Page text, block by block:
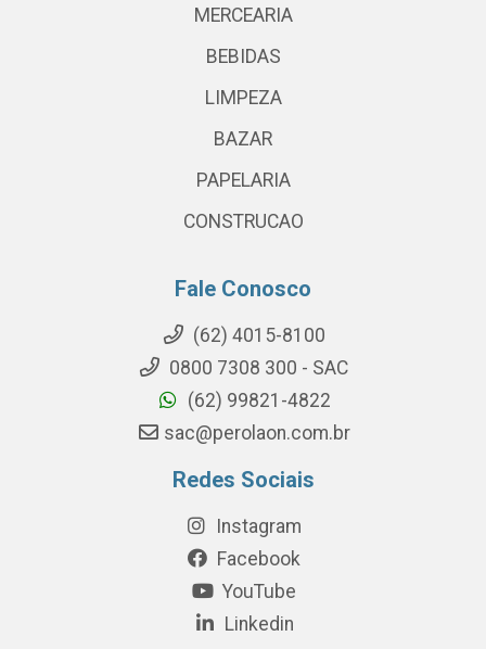
MERCEARIA
BEBIDAS
LIMPEZA
BAZAR
PAPELARIA
CONSTRUCAO
Fale Conosco
(62) 4015-8100
0800 7308 300 - SAC
(62) 99821-4822
sac@perolaon.com.br
Redes Sociais
Instagram
Facebook
YouTube
Linkedin